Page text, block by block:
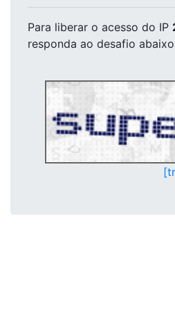
Para liberar o acesso do IP
responda ao desafio